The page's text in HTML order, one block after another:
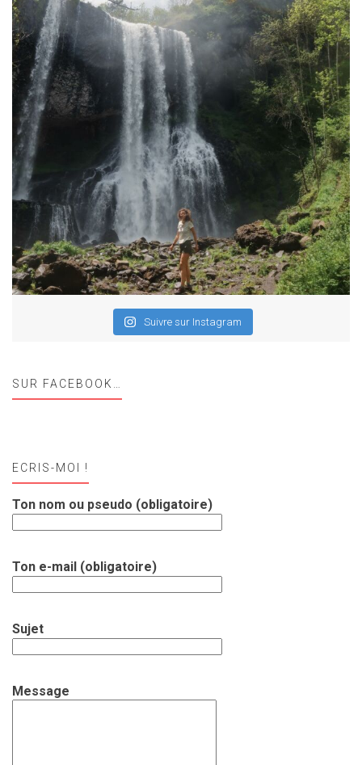
Suivre sur Instagram
SUR FACEBOOK…
ECRIS-MOI !
Ton nom ou pseudo (obligatoire)
Ton e-mail (obligatoire)
Sujet
Message